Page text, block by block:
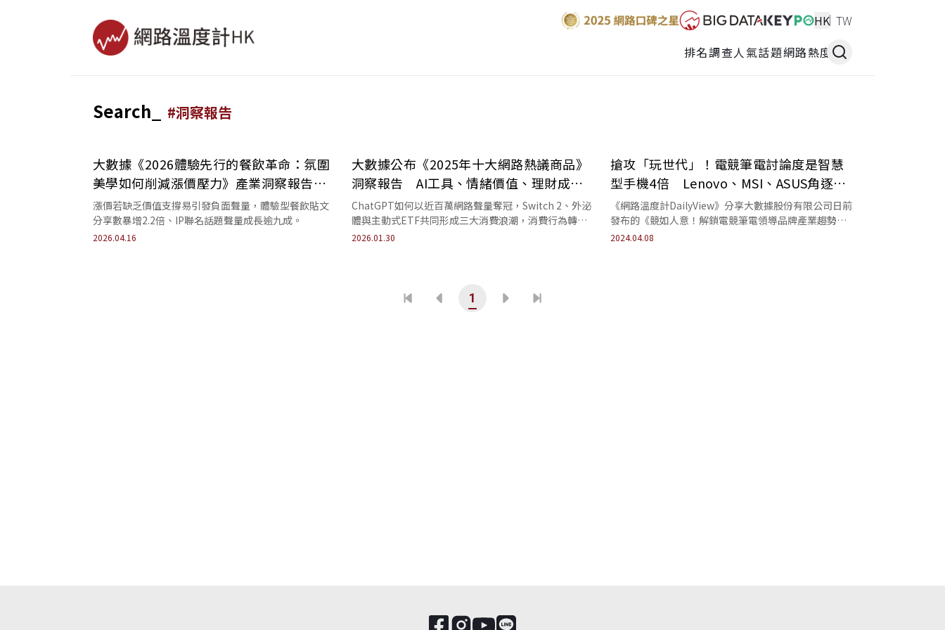
HK TW
排名調查人氣話題網路熱度
Search_ #洞察報告
大數據《2026體驗先行的餐飲革命：氛圍
美學如何削減漲價壓力》產業洞察報告
最新策略曝光
漲價若缺乏價值支撐易引發負面聲量，體驗型餐飲貼文
分享數暴增2.2倍、IP聯名話題聲量成長逾九成。
2026.04.16
大數據公布《2025年十大網路熱議商品》
洞察報告 AI工具、情緒價值、理財成關
鍵
ChatGPT如何以近百萬網路聲量奪冠，Switch 2、外泌
體與主動式ETF共同形成三大消費浪潮，消費行為轉向
長期使用、陪伴性與情緒價值導向。
2026.01.30
搶攻「玩世代」！電競筆電討論度是智慧
型手機4倍 Lenovo、MSI、ASUS角逐聲
量冠軍
《網路溫度計DailyView》分享大數據股份有限公司日前
發布的《競如人意！解鎖電競筆電領導品牌產業趨勢》
洞察報告，透過《KEYPO大數據關鍵引...
2024.04.08
1